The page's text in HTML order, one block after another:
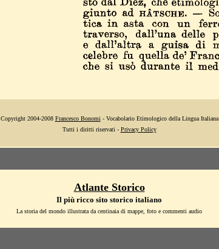
Copyright 2004-2008 Francesco Bonomi - Vocabolario Etimologico della Lingua Italiana
Tutti i diritti riservati - Privacy Policy
Atlante Storico
Il più ricco sito storico italiano
La storia del mondo illustrata da centinaia di mappe, foto e commenti audio